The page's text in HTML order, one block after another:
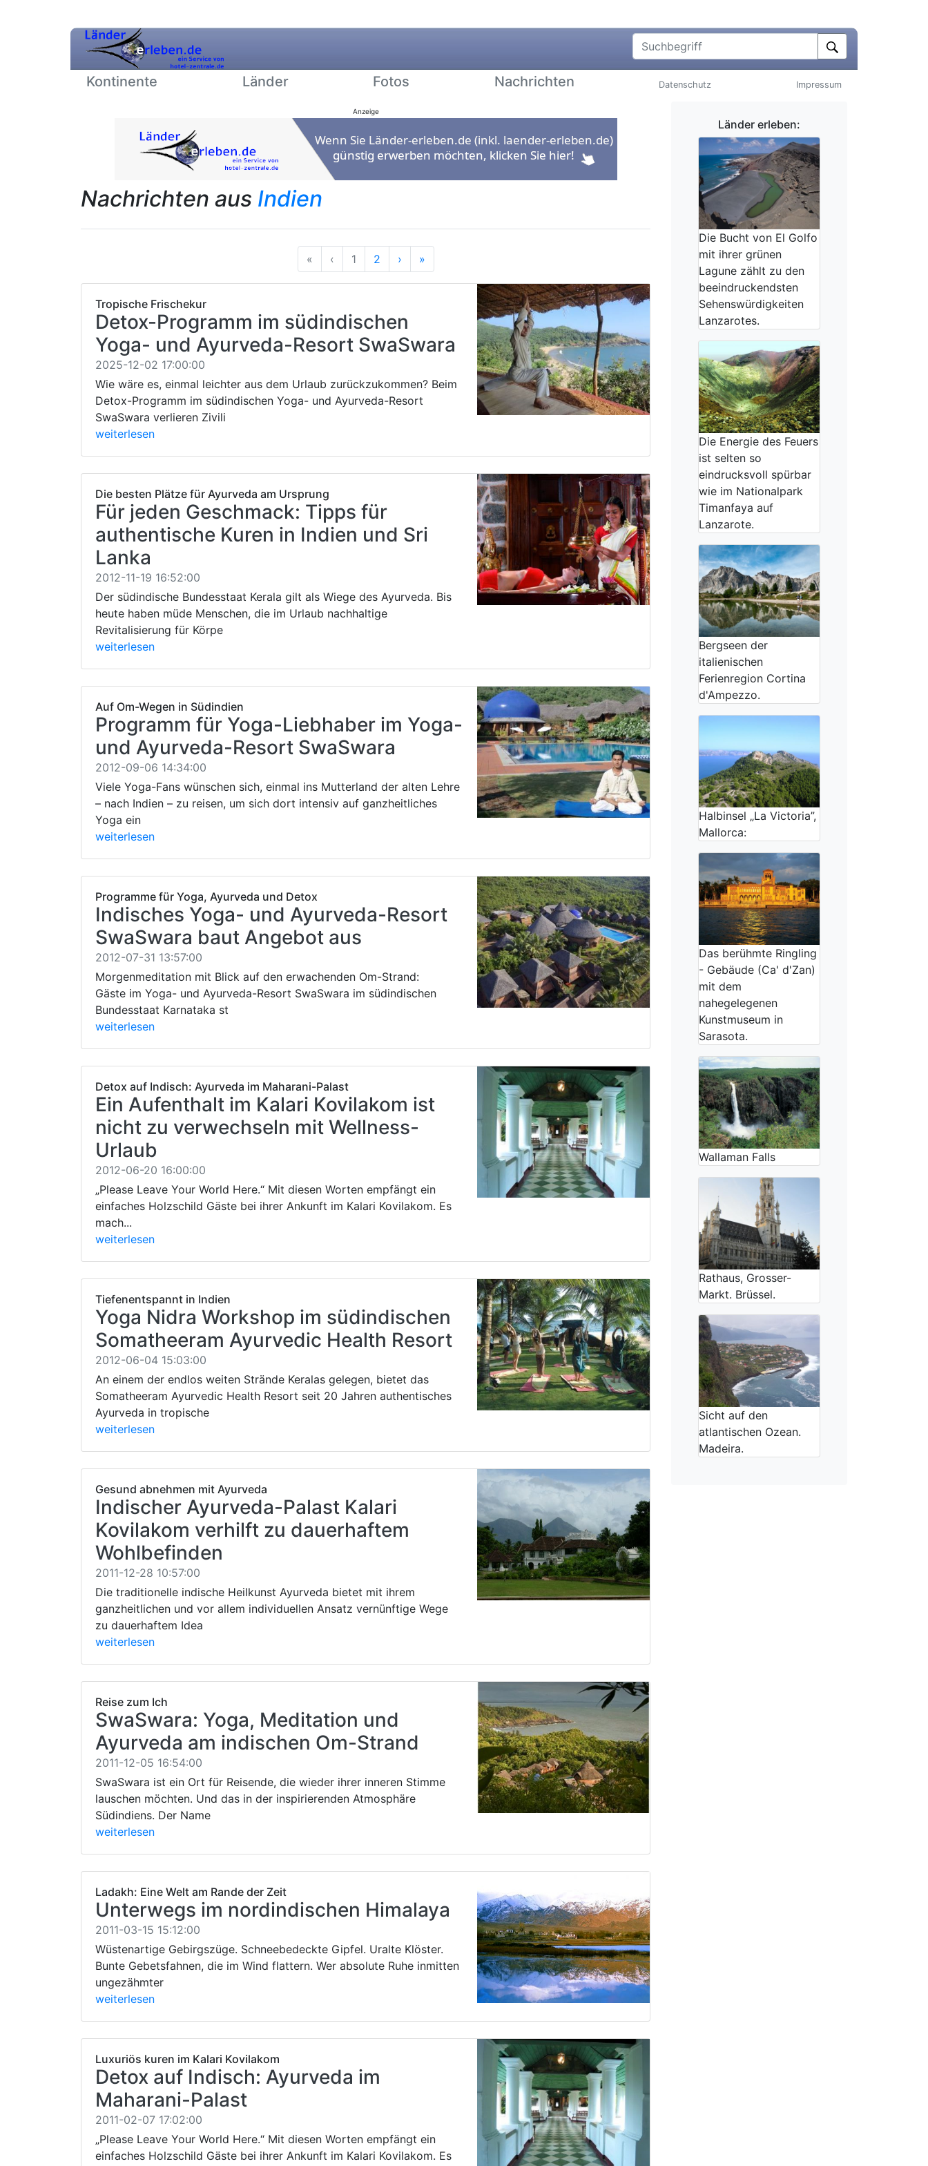
Suchbegriff
Kontinente Länder Fotos Nachrichten Datenschutz Impressum
Anzeige
Nachrichten aus Indien
« Anfang
‹Vorherige
1 2 ›Nächste
»Ende
Tropische Frischekur
Detox-Programm im südindischen
Yoga- und Ayurveda-Resort SwaSwara
2025-12-02 17:00:00
Wie wäre es, einmal leichter aus dem Urlaub zurückzukommen? Beim
Detox-Programm im südindischen Yoga- und Ayurveda-Resort
SwaSwara verlieren Zivili
weiterlesen
Die besten Plätze für Ayurveda am Ursprung
Für jeden Geschmack: Tipps für
authentische Kuren in Indien und Sri
Lanka
2012-11-19 16:52:00
Der südindische Bundesstaat Kerala gilt als Wiege des Ayurveda. Bis
heute haben müde Menschen, die im Urlaub nachhaltige
Revitalisierung für Körpe
weiterlesen
Auf Om-Wegen in Südindien
Programm für Yoga-Liebhaber im Yoga-
und Ayurveda-Resort SwaSwara
2012-09-06 14:34:00
Viele Yoga-Fans wünschen sich, einmal ins Mutterland der alten Lehre
– nach Indien – zu reisen, um sich dort intensiv auf ganzheitliches
Yoga ein
weiterlesen
Programme für Yoga, Ayurveda und Detox
Indisches Yoga- und Ayurveda-Resort
SwaSwara baut Angebot aus
2012-07-31 13:57:00
Morgenmeditation mit Blick auf den erwachenden Om-Strand:
Gäste im Yoga- und Ayurveda-Resort SwaSwara im südindischen
Bundesstaat Karnataka st
weiterlesen
Detox auf Indisch: Ayurveda im Maharani-Palast
Ein Aufenthalt im Kalari Kovilakom ist
nicht zu verwechseln mit Wellness-
Urlaub
2012-06-20 16:00:00
„Please Leave Your World Here.“ Mit diesen Worten empfängt ein
einfaches Holzschild Gäste bei ihrer Ankunft im Kalari Kovilakom. Es
mach...
weiterlesen
Tiefenentspannt in Indien
Yoga Nidra Workshop im südindischen
Somatheeram Ayurvedic Health Resort
2012-06-04 15:03:00
An einem der endlos weiten Strände Keralas gelegen, bietet das
Somatheeram Ayurvedic Health Resort seit 20 Jahren authentisches
Ayurveda in tropische
weiterlesen
Gesund abnehmen mit Ayurveda
Indischer Ayurveda-Palast Kalari
Kovilakom verhilft zu dauerhaftem
Wohlbefinden
2011-12-28 10:57:00
Die traditionelle indische Heilkunst Ayurveda bietet mit ihrem
ganzheitlichen und vor allem individuellen Ansatz vernünftige Wege
zu dauerhaftem Idea
weiterlesen
Reise zum Ich
SwaSwara: Yoga, Meditation und
Ayurveda am indischen Om-Strand
2011-12-05 16:54:00
SwaSwara ist ein Ort für Reisende, die wieder ihrer inneren Stimme
lauschen möchten. Und das in der inspirierenden Atmosphäre
Südindiens. Der Name
weiterlesen
Ladakh: Eine Welt am Rande der Zeit
Unterwegs im nordindischen Himalaya
2011-03-15 15:12:00
Wüstenartige Gebirgszüge. Schneebedeckte Gipfel. Uralte Klöster.
Bunte Gebetsfahnen, die im Wind flattern. Wer absolute Ruhe inmitten
ungezähmter
weiterlesen
Luxuriös kuren im Kalari Kovilakom
Detox auf Indisch: Ayurveda im
Maharani-Palast
2011-02-07 17:02:00
„Please Leave Your World Here.“ Mit diesen Worten empfängt ein
einfaches Holzschild Gäste bei ihrer Ankunft im Kalari Kovilakom. Es
Länder erleben:
Die Bucht von El Golfo
mit ihrer grünen
Lagune zählt zu den
beeindruckendsten
Sehenswürdigkeiten
Lanzarotes.
Die Energie des Feuers
ist selten so
eindrucksvoll spürbar
wie im Nationalpark
Timanfaya auf
Lanzarote.
Bergseen der
italienischen
Ferienregion Cortina
d'Ampezzo.
Halbinsel „La Victoria”,
Mallorca:
Das berühmte Ringling
- Gebäude (Ca' d'Zan)
mit dem
nahegelegenen
Kunstmuseum in
Sarasota.
Wallaman Falls
Rathaus, Grosser-
Markt. Brüssel.
Sicht auf den
atlantischen Ozean.
Madeira.